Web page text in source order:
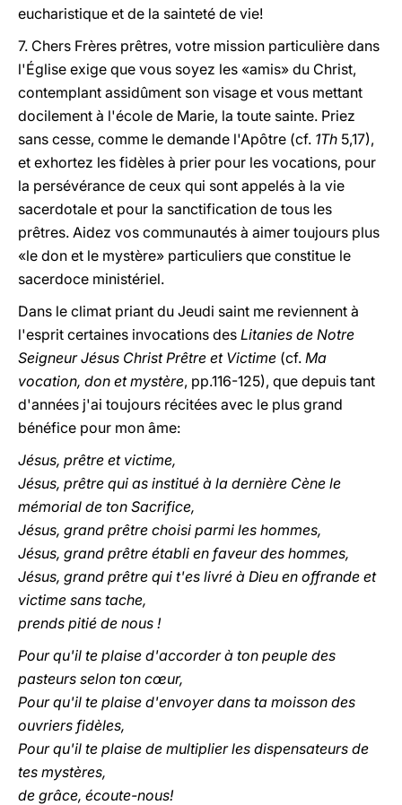
eucharistique et de la sainteté de vie!
7. Chers Frères prêtres, votre mission particulière dans
l'Église exige que vous soyez les «amis» du Christ,
contemplant assidûment son visage et vous mettant
docilement à l'école de Marie, la toute sainte. Priez
sans cesse, comme le demande l'Apôtre (cf. 1Th 5,17),
et exhortez les fidèles à prier pour les vocations, pour
la persévérance de ceux qui sont appelés à la vie
sacerdotale et pour la sanctification de tous les
prêtres. Aidez vos communautés à aimer toujours plus
«le don et le mystère» particuliers que constitue le
sacerdoce ministériel.
Dans le climat priant du Jeudi saint me reviennent à
l'esprit certaines invocations des Litanies de Notre
Seigneur Jésus Christ Prêtre et Victime (cf. Ma
vocation, don et mystère, pp.116-125), que depuis tant
d'années j'ai toujours récitées avec le plus grand
bénéfice pour mon âme:
Jésus, prêtre et victime,
Jésus, prêtre qui as institué à la dernière Cène le
mémorial de ton Sacrifice,
Jésus, grand prêtre choisi parmi les hommes,
Jésus, grand prêtre établi en faveur des hommes,
Jésus, grand prêtre qui t'es livré à Dieu en offrande et
victime sans tache,
prends pitié de nous !
Pour qu'il te plaise d'accorder à ton peuple des
pasteurs selon ton cœur,
Pour qu'il te plaise d'envoyer dans ta moisson des
ouvriers fidèles,
Pour qu'il te plaise de multiplier les dispensateurs de
tes mystères,
de grâce, écoute-nous!